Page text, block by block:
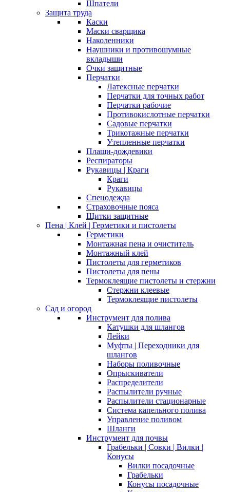
Шпатели
Защита труда
Каски
Маски сварщика
Наколенники
Наушники и противошумные
вкладыши
Очки защитные
Перчатки
Латексные перчатки
Перчатки для точных работ
Перчатки рабочие
Противокислотные перчатки
Садовые перчатки
Трикотажные перчатки
Утепленные перчатки
Плащи-дождевики
Респираторы
Рукавицы | Краги
Краги
Рукавицы
Спецодежда
Страховочные пояса
Щитки защитные
Пена | Клей | Герметики и пистолеты
Герметики
Монтажная пена и очиститель
Монтажный клей
Пистолеты для герметиков
Пистолеты для пены
Термоклеящие пистолеты и стержни
Стержни клеевые
Термоклеящие пистолеты
Сад и огород
Инструмент для полива
Катушки для шлангов
Лейки
Муфты | Переходники для
шлангов
Наборы поливочные
Опрыскиватели
Распределители
Распылители ручные
Распылители стационарные
Система капельного полива
Управление поливом
Шланги
Инструмент для почвы
Грабельки | Совки | Вилки |
Конусы
Вилки посадочные
Грабельки
Конусы посадочные